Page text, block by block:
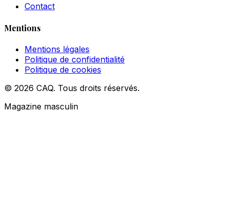
Contact
Mentions
Mentions légales
Politique de confidentialité
Politique de cookies
© 2026 CAQ. Tous droits réservés.
Magazine masculin